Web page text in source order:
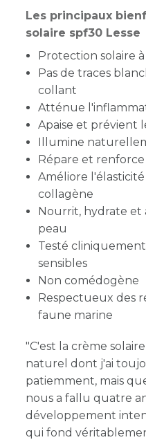
Les principaux
solaire spf30 Lesse
Protection solaire
Pas de traces
collant
Atténue
Apaise et prévient
Illumine
Répare et
Améliore
collagène
Nourrit, hydrate et
peau
Testé
sensibles
Non comédogène
Respectueux des
faune marine
"C'est la crème
naturel dont j'ai
patiemment, mais
nous a fallu quatre
développement
qui fond